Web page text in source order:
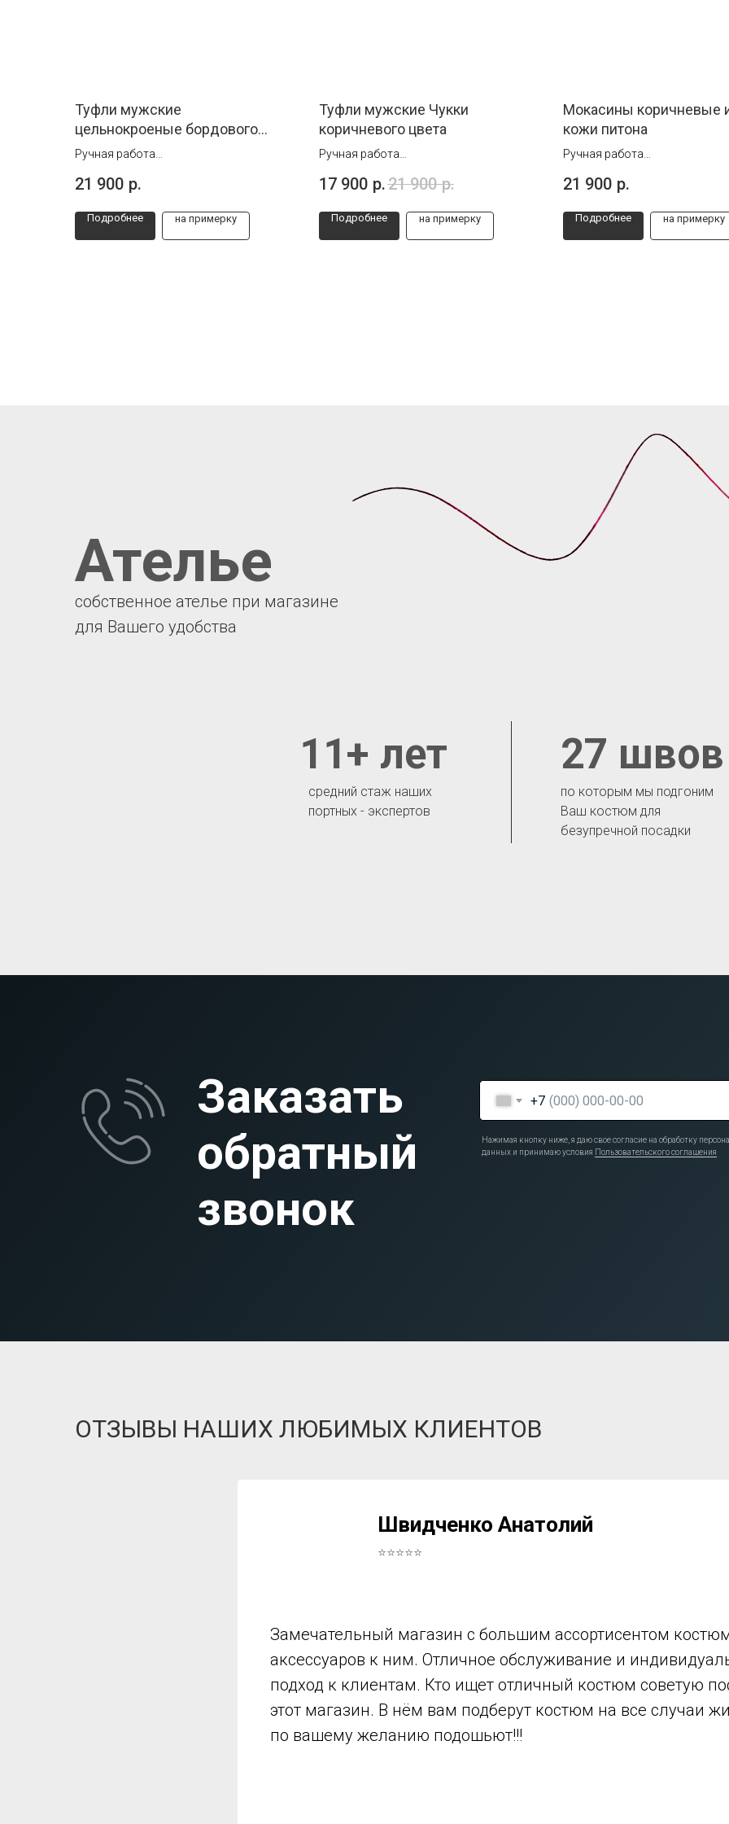
Туфли мужские
цельнокроеные бордового
цвета
Ручная работа
21 900 р.
Подробнее на примерку
Туфли мужские Чукки
коричневого цвета
Ручная работа
17 900 р.21 900 р.
Подробнее на примерку
Мокасины коричневые
кожи питона
Ручная работа
21 900 р.
Подробнее на примерку
по которым мы подгоним
Ваш костюм для
безупречной посадки
27 швов
средний стаж наших
портных - экспертов
11+ лет
Ателье
собственное ателье при магазине
для Вашего удобства
Заказать
обратный
звонок
+7
Нажимая кнопку ниже, я даю свое согласие на обработку
данных и принимаю условия Пользовательского соглашения
ОТЗЫВЫ НАШИХ ЛЮБИМЫХ КЛИЕНТОВ
Швидченко Анатолий
⭐⭐⭐⭐⭐
Замечательный магазин с большим ассортисентом
аксессуаров к ним. Отличное обслуживание и
подход к клиентам. Кто ищет отличный костюм советую
этот магазин. В нём вам подберут костюм на все случаи
по вашему желанию подошьют!!!